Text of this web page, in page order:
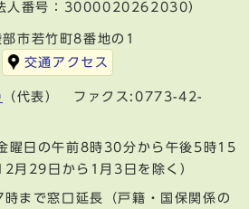
人番号：3000020262030）
市若竹町8番地の1
交通アクセス
（代表） ファクス:0773-42-
曜日の午前8時30分から午後5時15
月29日から1月3日を除く）
時まで窓口延長（戸籍・国保関係の